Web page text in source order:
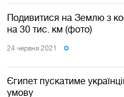
Подивитися на Землю з
на 30 тис. км (фото)
24 червня 2021
Єгипет пускатиме
умову